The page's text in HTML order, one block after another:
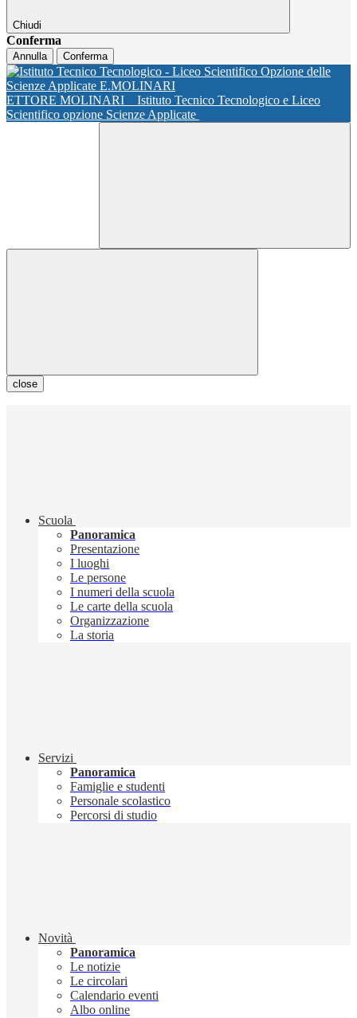
Chiudi
Conferma
Annulla Conferma
ETTORE MOLINARI
Istituto Tecnico Tecnologico e Liceo
Scientifico opzione Scienze Applicate
close
Scuola
Panoramica
Presentazione
I luoghi
Le persone
I numeri della scuola
Le carte della scuola
Organizzazione
La storia
Servizi
Panoramica
Famiglie e studenti
Personale scolastico
Percorsi di studio
Novità
Panoramica
Le notizie
Le circolari
Calendario eventi
Albo online